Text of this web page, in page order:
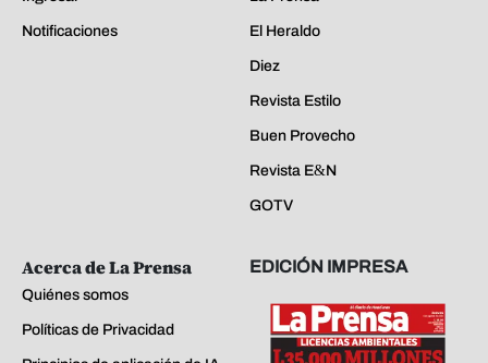
Notificaciones El Heraldo
Diez
Revista Estilo
Buen Provecho
Revista E&N
GOTV
Acerca de La Prensa
Quiénes somos
Políticas de Privacidad
EDICIÓN IMPRESA